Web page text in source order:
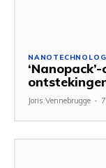
Joris Vennebrugge -